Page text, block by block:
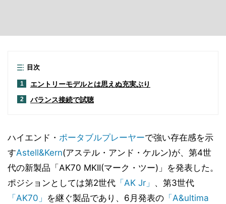
目次
1 エントリーモデルとは思えぬ充実ぶり
2 バランス接続で試聴
ハイエンド・ ポータブルプレーヤーで強い存在感を示
すAstell&Kern(アステル・アンド・ケルン)が、第4世
代の新製品「AK70 MKII(マーク・ツー)」を発表した。
ポジションとしては第2世代 「AK Jr」 、第3世代
「AK70」 を継ぐ製品であり、6月発表の 「A&ultima